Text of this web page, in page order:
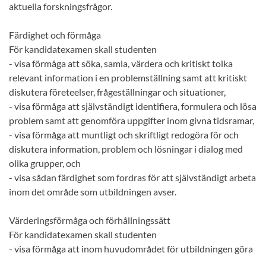
aktuella forskningsfrågor.
Färdighet och förmåga
För kandidatexamen skall studenten
- visa förmåga att söka, samla, värdera och kritiskt tolka
relevant information i en problemställning samt att kritiskt
diskutera företeelser, frågeställningar och situationer,
- visa förmåga att självständigt identifiera, formulera och lösa
problem samt att genomföra uppgifter inom givna tidsramar,
- visa förmåga att muntligt och skriftligt redogöra för och
diskutera information, problem och lösningar i dialog med
olika grupper, och
- visa sådan färdighet som fordras för att självständigt arbeta
inom det område som utbildningen avser.
Värderingsförmåga och förhållningssätt
För kandidatexamen skall studenten
- visa förmåga att inom huvudområdet för utbildningen göra